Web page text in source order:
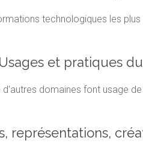
technologiques les
et pratiques
domaines font usage
représentations,